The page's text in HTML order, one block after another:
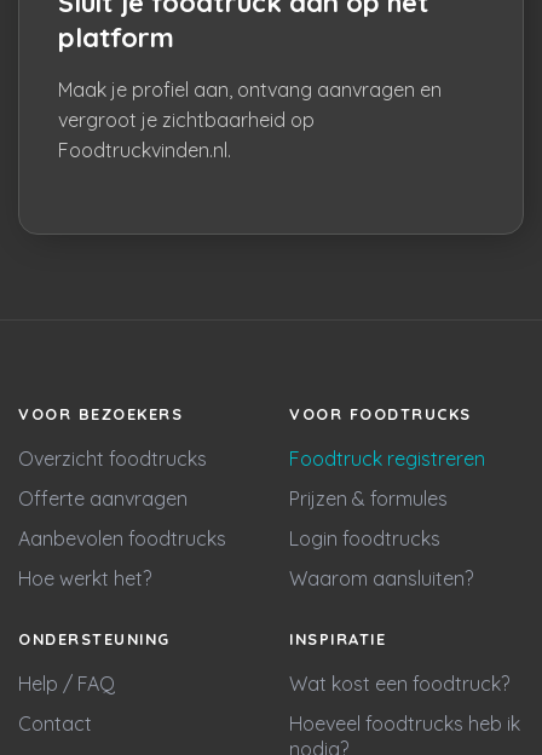
platform
Maak je profiel aan, ontvang aanvragen en
vergroot je zichtbaarheid op
Foodtruckvinden.nl.
VOOR BEZOEKERS
Overzicht foodtrucks
Offerte aanvragen
Aanbevolen foodtrucks
Hoe werkt het?
VOOR FOODTRUCKS
Foodtruck registreren
Prijzen & formules
Login foodtrucks
Waarom aansluiten?
ONDERSTEUNING
Help / FAQ
Contact
INSPIRATIE
Wat kost een foodtruck?
Hoeveel foodtrucks heb ik
nodig?